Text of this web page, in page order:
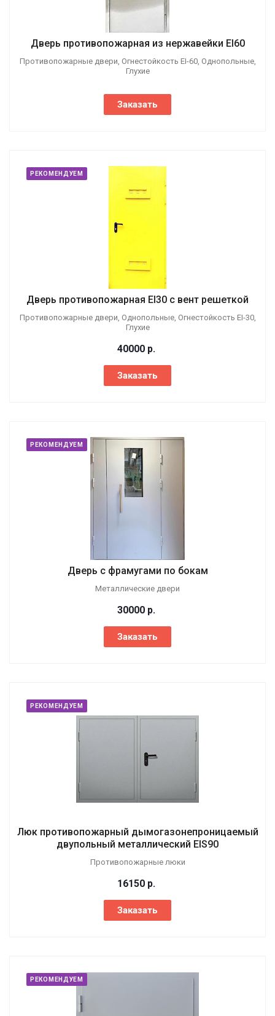
Дверь противопожарная из нержавейки EI60
Противопожарные двери, Огнестойкость EI-60, Однопольные,
Глухие
Заказать
РЕКОМЕНДУЕМ
Дверь противопожарная EI30 с вент решеткой
Противопожарные двери, Однопольные, Огнестойкость EI-30,
Глухие
40000 р.
Заказать
РЕКОМЕНДУЕМ
Дверь с фрамугами по бокам
Металлические двери
30000 р.
Заказать
РЕКОМЕНДУЕМ
Люк противопожарный дымогазонепроницаемый
двупольный металлический EIS90
Противопожарные люки
16150 р.
Заказать
РЕКОМЕНДУЕМ